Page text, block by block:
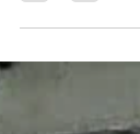
combina
excelente...